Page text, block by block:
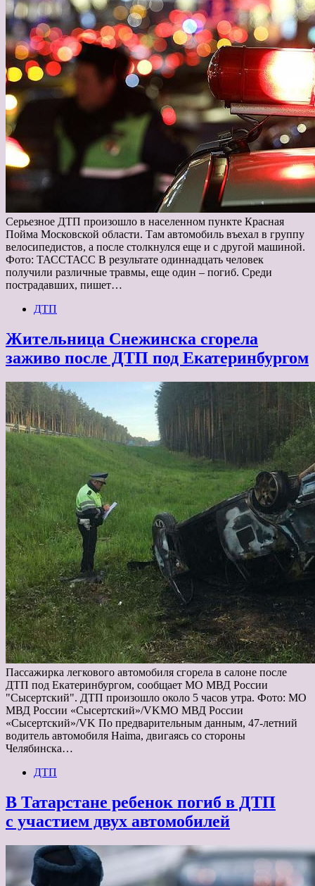
Серьезное ДТП произошло в населенном пункте Красная
Пойма Московской области. Там автомобиль въехал в группу
велосипедистов, а после столкнулся еще и с другой машиной.
Фото: ТАССТАСС В результате одиннадцать человек
получили различные травмы, еще один – погиб. Среди
пострадавших, пишет…
ДТП
Жительница Снежинска сгорела
заживо после ДТП под Екатеринбургом
Пассажирка легкового автомобиля сгорела в салоне после
ДТП под Екатеринбургом, сообщает МО МВД России
"Сысертский". ДТП произошло около 5 часов утра. Фото: МО
МВД России «Сысертский»/VKМО МВД России
«Сысертский»/VK По предварительным данным, 47-летний
водитель автомобиля Haima, двигаясь со стороны
Челябинска…
ДТП
В Татарстане ребенок погиб в ДТП
с участием двух автомобилей